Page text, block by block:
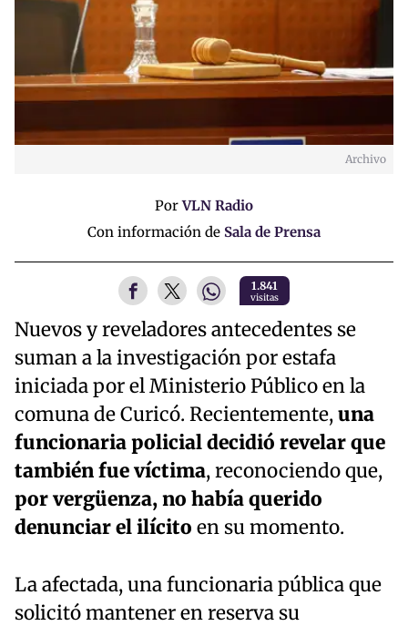
Archivo
PorVLN Radio
Con información de Sala de Prensa
1.841
visitas
Nuevos y reveladores antecedentes se
suman a la investigación por estafa
iniciada por el Ministerio Público en la
comuna de Curicó. Recientemente,una
funcionaria policial decidió revelar que
también fue víctima, reconociendo que,
por vergüenza, no había querido
denunciar el ilícito en su momento.
La afectada, una funcionaria pública que
solicitó mantener en reserva su